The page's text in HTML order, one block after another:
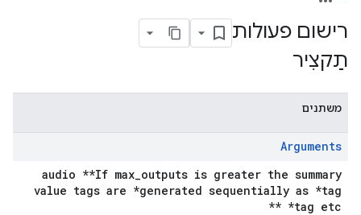
רישום פעולות
תַקצִיר
משתנים
Arguments
audio **If max_outputs is greater the summary
value tags are *generated sequentially as *tag
*tag etc **